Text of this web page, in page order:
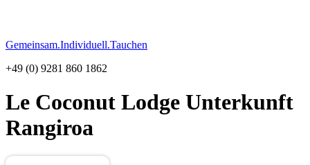
Gemeinsam.Individuell.Tauchen
+49 (0) 9281 860 1862
Le Coconut Lodge Unterkunft
Rangiroa